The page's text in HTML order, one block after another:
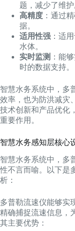
题，减少了维护
高精度 ：通过
据。
适用性强 ：适
水体。
实时监测 ：能
时的数据支持。
智慧水务系统中，多
效率，也为防洪减灾
技术创新和产品优化
重要作用。
智慧水务感知层核心
智慧水务系统中，多
性不言而喻。以下是
析：
多普勒流速仪能够实
精确捕捉流速信息，
其主要优势：